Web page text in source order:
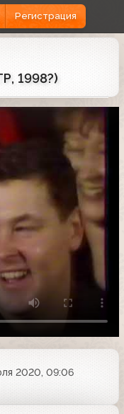
Регистрация
1998?)
2020, 09:06